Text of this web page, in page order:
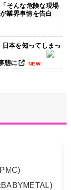
そんな危険な現場
業界事情を告白
本を知ってしまっ
態に NEW!
！やっぱりお◯ぱい